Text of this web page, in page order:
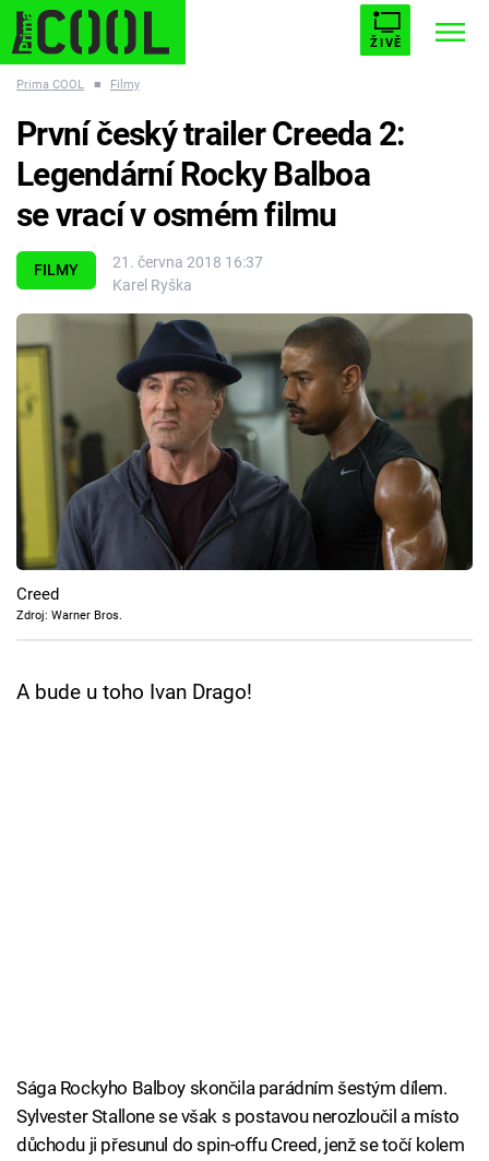
ŽIVĚ
ESCAPE PLNEJ KOTEL AVENGERS 5
Témata
Filmy
Seriály
Cool Esport
Pořady
TV Program
Prima COOL ■ Filmy
FILMY
21. června 2018 16:37
Karel Ryška
První český trailer Creeda 2:
Legendární Rocky Balboa
se vrací v osmém filmu
Creed
Zdroj: Warner Bros.
A bude u toho Ivan Drago!
Sága Rockyho Balboy skončila parádním šestým dílem.
Sylvester Stallone se však s postavou nerozloučil a místo
důchodu ji přesunul do spin-offu Creed, jenž se točí kolem